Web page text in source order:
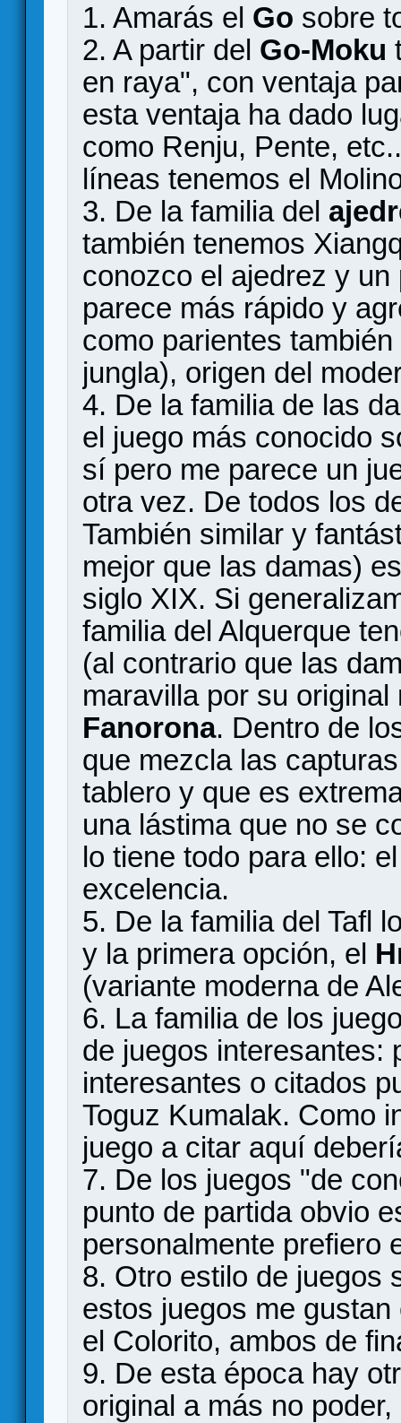
1. Amarás el Go sobre
2. A partir del Go-Moku
en raya", con ventaja
esta ventaja ha dado
como Renju, Pente,
líneas tenemos el
3. De la familia del
también tenemos
conozco el ajedrez y
parece más rápido y
como parientes
jungla), origen del
4. De la familia de las
el juego más conocido
sí pero me parece un
otra vez. De todos los
También similar y
mejor que las damas)
siglo XIX. Si
familia del Alquerque
(al contrario que las
maravilla por su
Fanorona. Dentro de
que mezcla las
tablero y que es
una lástima que no se
lo tiene todo para ello:
excelencia.
5. De la familia del Tafl
y la primera opción, el
(variante moderna de
6. La familia de los
de juegos interesantes:
interesantes o citados
Toguz Kumalak. Como
juego a citar aquí
7. De los juegos "de
punto de partida obvio
personalmente prefiero
8. Otro estilo de juegos
estos juegos me
el Colorito, ambos de
9. De esta época hay
original a más no